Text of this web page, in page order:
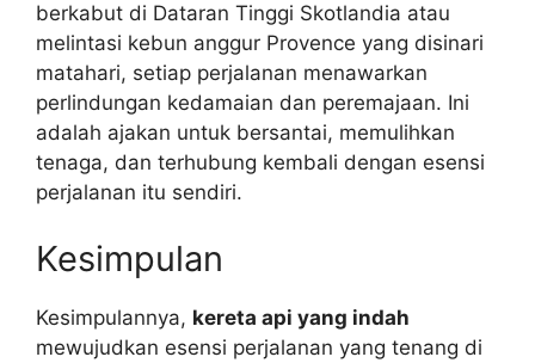
berkabut di Dataran Tinggi Skotlandia atau
melintasi kebun anggur Provence yang disinari
matahari, setiap perjalanan menawarkan
perlindungan kedamaian dan peremajaan. Ini
adalah ajakan untuk bersantai, memulihkan
tenaga, dan terhubung kembali dengan esensi
perjalanan itu sendiri.
Kesimpulan
Kesimpulannya, kereta api yang indah
mewujudkan esensi perjalanan yang tenang di